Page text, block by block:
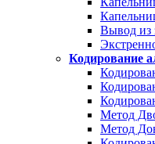
Вывод из
Кодирование
Метод
Метод